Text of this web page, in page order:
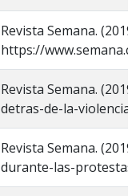
Revista Semana.
https://
Revista Semana.
detras-de-la-
Revista Semana.
durante-las-